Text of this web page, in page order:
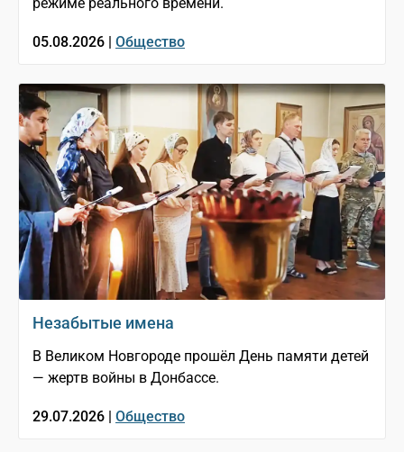
05.08.2026 | Общество
Незабытые имена
В Великом Новгороде прошёл День памяти детей
— жертв войны в Донбассе.
29.07.2026 | Общество